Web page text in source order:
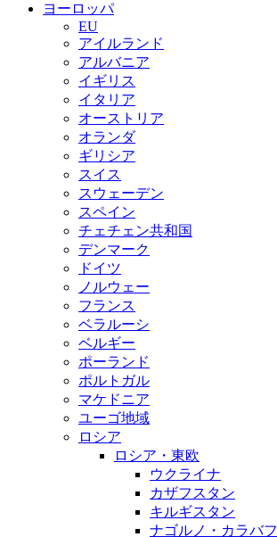
ヨーロッパ
EU
アイルランド
アルバニア
イギリス
イタリア
オーストリア
オランダ
ギリシア
スイス
スウェーデン
スペイン
チェチェン共和国
デンマーク
ドイツ
ノルウェー
フランス
ベラルーシ
ベルギー
ポーランド
ポルトガル
マケドニア
ユーゴ地域
ロシア
ロシア・東欧
ウクライナ
カザフスタン
キルギスタン
ナゴルノ・カラバフ